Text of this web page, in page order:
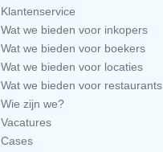
Klantenservice
Wat we bieden voor inkopers
Wat we bieden voor boekers
Wat we bieden voor locaties
Wat we bieden voor restaurants
Wie zijn we?
Vacatures
Cases